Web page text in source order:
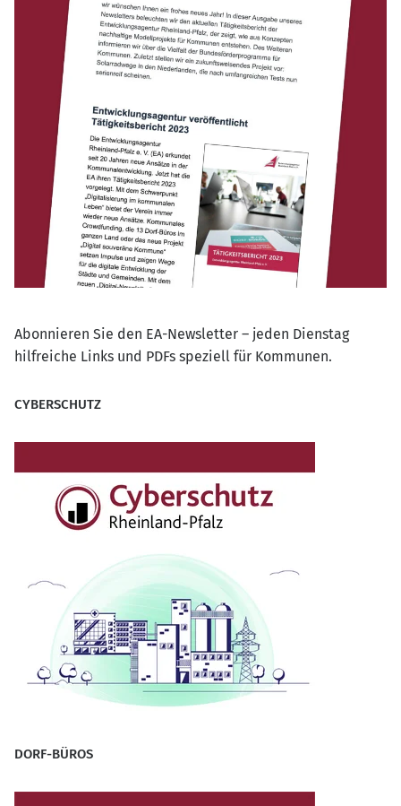
Abonnieren Sie den EA-Newsletter – jeden Dienstag
hilfreiche Links und PDFs speziell für Kommunen.
CYBERSCHUTZ
DORF-BÜROS